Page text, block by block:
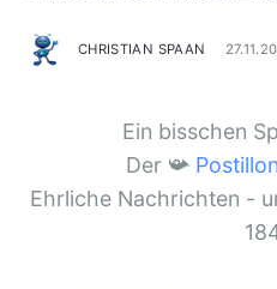
CHRISTIAN SPAAN
Ein bisschen
Der 📯 Postillon
Ehrliche Nachrichten -